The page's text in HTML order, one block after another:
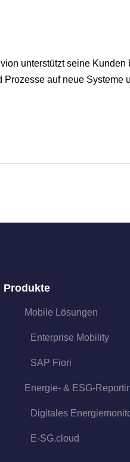
unterstützt seine Kunden
auf neue Systeme
Produkte
Mobile Lösungen
Enterprise Mobility
SAP Fiori
Energie- & ESG-
Digitales
E-SG.cloud